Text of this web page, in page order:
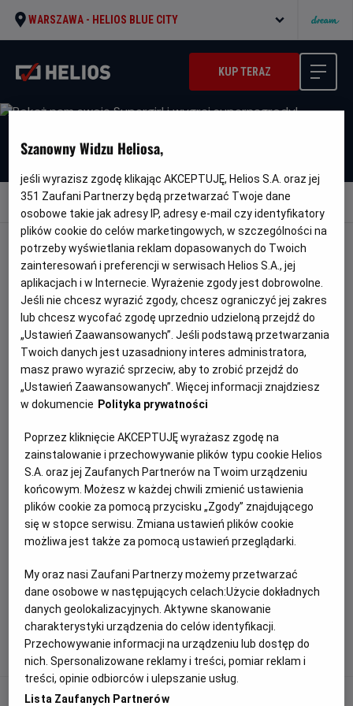
WARSZAWA - HELIOS BLUE CITY
KUP TERAZ
POKAŻ NAM SWOJĄ SUPERGIRL I
WYGRAJ SUPERNAGRODY!
Wróć do aktualności
Przyjmowanie zgłoszeń do konkursu z okazji premiery
filmu Supergirlzostało zakończone.
Dziękujemy za inspirujące historie i udział w zabawie.
Zgodnie z regulaminem konkursu zwycięzca zostanie
wyłoniony przez Komisję Konkursową i poinformowany
o wygranej w wiadomości prywatnej na Instagramie.
Zapraszamy do śledzenia naszych kolejnych
konkursów i wydarzeń.
Regulamin konkursu „NIE KAŻDA SUPERGIRL NOSI
PELERYNĘ”
FormatPDF , rozmiar pliku 1.68Kb
Szanowny Widzu Heliosa,
jeśli wyrazisz zgodę klikając AKCEPTUJĘ, Helios S.A. oraz jej
351 Zaufani Partnerzy będą przetwarzać Twoje dane
osobowe takie jak adresy IP, adresy e-mail czy identyfikatory
plików cookie do celów marketingowych, w szczególności na
potrzeby wyświetlania reklam dopasowanych do Twoich
zainteresowań i preferencji w serwisach Helios S.A., jej
aplikacjach i w Internecie. Wyrażenie zgody jest dobrowolne.
Jeśli nie chcesz wyrazić zgody, chcesz ograniczyć jej zakres
lub chcesz wycofać zgodę uprzednio udzieloną przejdź do
„Ustawień Zaawansowanych”. Jeśli podstawą przetwarzania
Twoich danych jest uzasadniony interes administratora,
masz prawo wyrazić sprzeciw, aby to zrobić przejdź do
„Ustawień Zaawansowanych”. Więcej informacji znajdziesz
w dokumencie Polityka prywatności
Poprzez kliknięcie AKCEPTUJĘ wyrażasz zgodę na
zainstalowanie i przechowywanie plików typu cookie Helios
S.A. oraz jej Zaufanych Partnerów na Twoim urządzeniu
końcowym. Możesz w każdej chwili zmienić ustawienia
plików cookie za pomocą przycisku „Zgody” znajdującego
się w stopce serwisu. Zmiana ustawień plików cookie
możliwa jest także za pomocą ustawień przeglądarki.
My oraz nasi Zaufani Partnerzy możemy przetwarzać
dane osobowe w następujących celach:Użycie dokładnych
danych geolokalizacyjnych. Aktywne skanowanie
charakterystyki urządzenia do celów identyfikacji.
Przechowywanie informacji na urządzeniu lub dostęp do
nich. Spersonalizowane reklamy i treści, pomiar reklam i
treści, opinie odbiorców i ulepszanie usług.
Lista Zaufanych Partnerów